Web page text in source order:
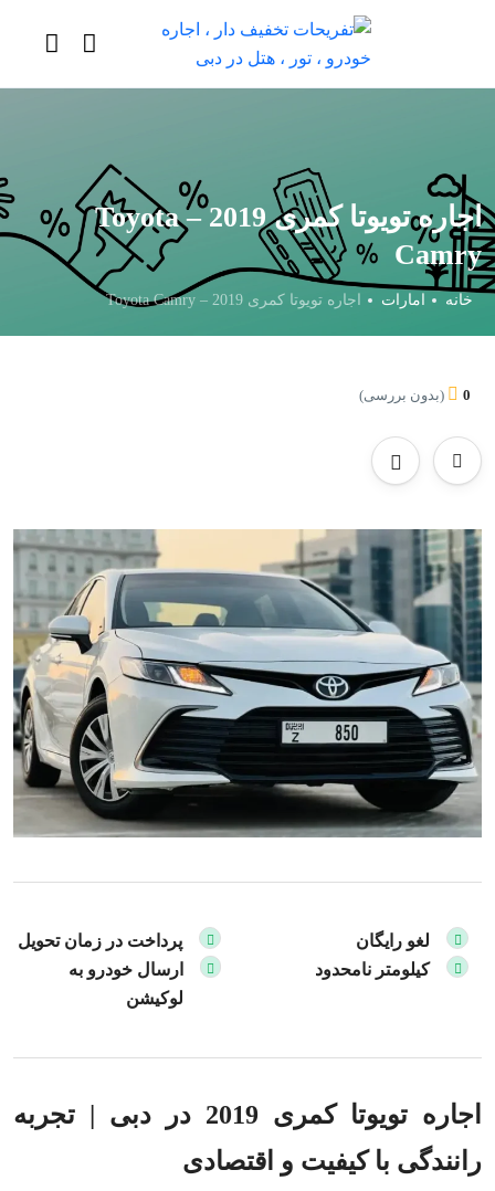
اجاره تویوتا کمری 2019 – Toyota
Camry
خانه امارات اجاره تویوتا کمری 2019 – Toyota Camry
0 (بدون بررسی)
لغو رایگان
پرداخت در زمان تحویل
کیلومتر نامحدود
ارسال خودرو به
لوکیشن
اجاره تویوتا کمری 2019 در دبی | تجربه
رانندگی با کیفیت و اقتصادی